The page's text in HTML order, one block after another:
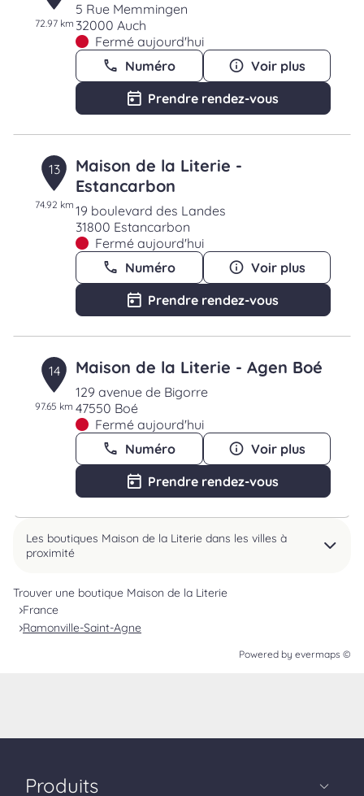
72.97 km
5 Rue Memmingen
32000 Auch
Fermé aujourd'hui
Numéro
Voir plus
Prendre rendez-vous
13
74.92 km
Maison de la Literie -
Estancarbon
19 boulevard des Landes
31800 Estancarbon
Fermé aujourd'hui
Numéro
Voir plus
Prendre rendez-vous
14
97.65 km
Maison de la Literie - Agen Boé
129 avenue de Bigorre
47550 Boé
Fermé aujourd'hui
Numéro
Voir plus
Prendre rendez-vous
Les boutiques Maison de la Literie dans les villes à
proximité
Trouver une boutique Maison de la Literie
France
Ramonville-Saint-Agne
Powered by evermaps ©
Produits